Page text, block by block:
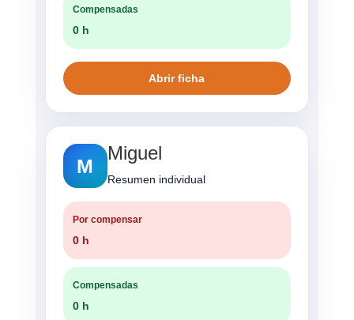
Compensadas
0 h
Abrir ficha
M
Miguel
Resumen individual
Por compensar
0 h
Compensadas
0 h